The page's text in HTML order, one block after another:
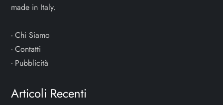
made in Italy.
-Chi Siamo
-Contatti
- Pubblicità
Articoli Recenti